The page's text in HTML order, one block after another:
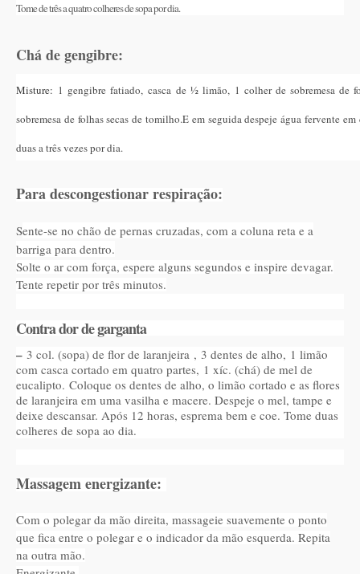
Tome de três a quatro colheres de sopa por dia.
Chá de gengibre:
Misture: 1 gengibre fatiado,casca de ½ limão, 1 colher de sobremesa de
sobremesa de folhas secas de tomilho.E em seguida despeje água fervente
duas a três vezes por dia.
Para descongestionar respiração:
Sente-se no chão de pernas cruzadas, com a coluna reta e a
barriga para dentro.
Solte o ar com força, espere alguns segundos e inspire devagar.
Tente repetir por três minutos.
Contra dor de garganta
– 3 col. (sopa) de flor de laranjeira , 3 dentes de alho, 1 limão
com casca cortado em quatro partes, 1 xíc. (chá) de mel de
eucalipto. Coloque os dentes de alho, o limão cortado e as flores
de laranjeira em uma vasilha e macere. Despeje o mel, tampe e
deixe descansar. Após 12 horas, esprema bem e coe. Tome duas
colheres de sopa ao dia.
Massagem energizante:
Com o polegar da mão direita, massageie suavemente o ponto
que fica entre o polegar e o indicador da mão esquerda. Repita
na outra mão.